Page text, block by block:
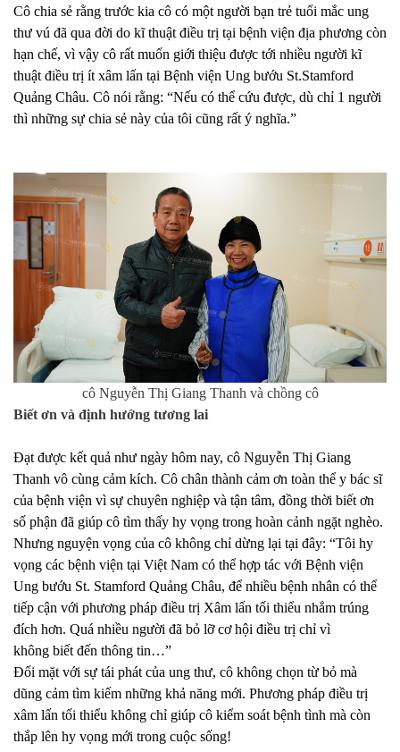
Cô chia sẻ rằng trước kia cô có một người bạn trẻ tuổi mắc ung
thư vú đã qua đời do kĩ thuật điều trị tại bệnh viện địa phương còn
hạn chế, vì vậy cô rất muốn giới thiệu được tới nhiều người kĩ
thuật điều trị ít xâm lấn tại Bệnh viện Ung bướu St.Stamford
Quảng Châu. Cô nói rằng: “Nếu có thể cứu được, dù chỉ 1 người
thì những sự chia sẻ này của tôi cũng rất ý nghĩa.”
cô Nguyễn Thị Giang Thanh và chồng cô
Biết ơn và định hướng tương lai
Đạt được kết quả như ngày hôm nay, cô Nguyễn Thị Giang
Thanh vô cùng cảm kích. Cô chân thành cảm ơn toàn thể y bác sĩ
của bệnh viện vì sự chuyên nghiệp và tận tâm, đồng thời biết ơn
số phận đã giúp cô tìm thấy hy vọng trong hoàn cảnh ngặt nghèo.
Nhưng nguyện vọng của cô không chỉ dừng lại tại đây: “Tôi hy
vọng các bệnh viện tại Việt Nam có thể hợp tác với Bệnh viện
Ung bướu St. Stamford Quảng Châu, để nhiều bệnh nhân có thể
tiếp cận với phương pháp điều trị Xâm lấn tối thiểu nhắm trúng
đích hơn. Quá nhiều người đã bỏ lỡ cơ hội điều trị chỉ vì
không biết đến thông tin…”
Đối mặt với sự tái phát của ung thư, cô không chọn từ bỏ mà
dũng cảm tìm kiếm những khả năng mới. Phương pháp điều trị
xâm lấn tối thiểu không chỉ giúp cô kiểm soát bệnh tình mà còn
thắp lên hy vọng mới trong cuộc sống!